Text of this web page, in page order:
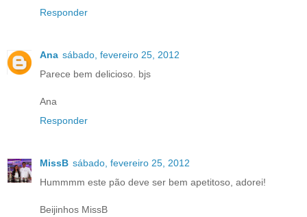
Responder
Ana sábado, fevereiro 25, 2012
Parece bem delicioso. bjs
Ana
Responder
MissB sábado, fevereiro 25, 2012
Hummmm este pão deve ser bem apetitoso, adorei!
Beijinhos MissB